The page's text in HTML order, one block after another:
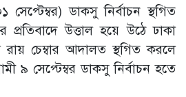
ডাকসু নির্বাচন স্থগিত
প্রতিবাদে উত্তাল হয়ে উঠে ঢাকা
রায় চেম্বার আদালত স্থগিত করলে
৯ সেপ্টেম্বর ডাকসু নির্বাচন হতে